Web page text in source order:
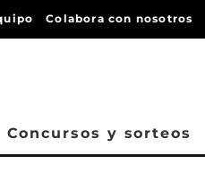
Colabora con nosotros
Concursos y sorteos